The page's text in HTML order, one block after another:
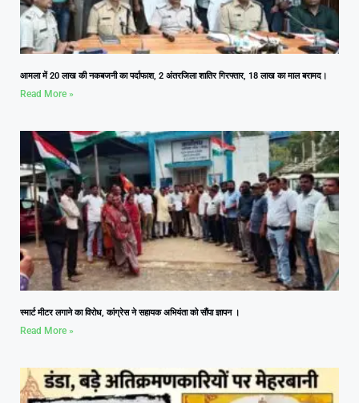
आमला में 20 लाख की नकबजनी का पर्दाफाश, 2 अंतरजिला शातिर गिरफ्तार, 18 लाख का माल बरामद।
Read More »
स्मार्ट मीटर लगाने का विरोध, कांग्रेस ने सहायक अभियंता को सौंपा ज्ञापन ।
Read More »